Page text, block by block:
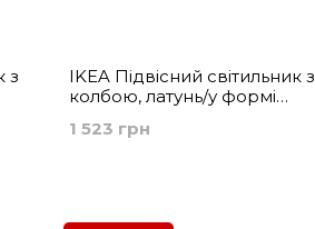
з
IKEA Підвісний світильник з
колбою, латунь/у формі
SKAFTET / MOLNART,
1 523 грн